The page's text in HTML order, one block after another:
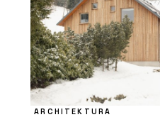
ARCHITEKTURA